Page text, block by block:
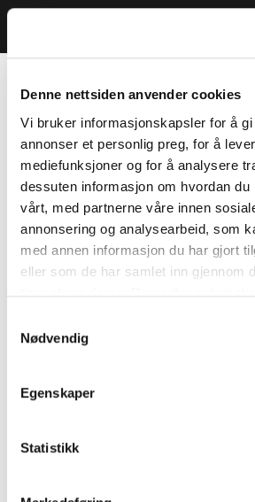
Denne nettsiden anvender cookies
Vi bruker informasjonskapsler for å gi
annonser et personlig preg, for å
mediefunksjoner og for å analysere
dessuten informasjon om hvordan du
vårt, med partnerne våre innen
annonsering og analysearbeid, som
med annen informasjon du har gjort
eller som de har samlet inn gjennom
Nødvendig
Egenskaper
Statistikk